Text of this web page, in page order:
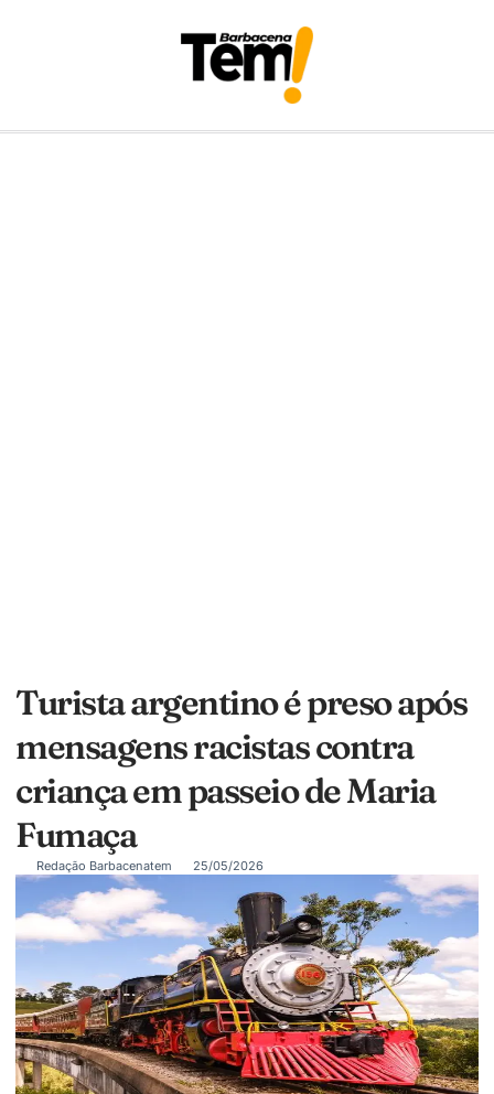
Turista argentino é preso após
mensagens racistas contra
criança em passeio de Maria
Fumaça
Redação Barbacenatem 25/05/2026